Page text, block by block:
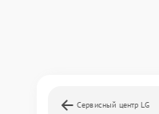
Сервисный центр LG